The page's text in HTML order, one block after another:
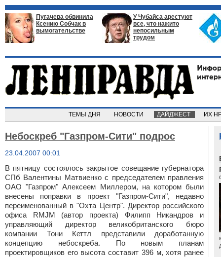
Пугачева обвинила
Ксению Собчак в
вымогательстве
У Чубайса арестуют
все, что нажито
непосильным
трудом
ТЕМЫ ДНЯ НОВОСТИ ДАЙДЖЕСТ ИХ
Небоскреб "Газпром-Сити" подрос
23.04.2007 00:01
В пятницу состоялось закрытое совещание губернатора
СПб Валентины Матвиенкос председателем правления
ОАО "Газпром" Алексеем Миллером, на котором были
внесены поправки в проект "Газпром-Сити", недавно
переименованный в "Охта Центр". Директор российского
офиса RMJM (автор проекта) Филипп Никандров и
управляющий директор великобританского бюро
компании Тони Кеттл представили доработанную
концепцию небоскреба. По новым планам
проектировщиков его высота составит 396 м, хотя ранее